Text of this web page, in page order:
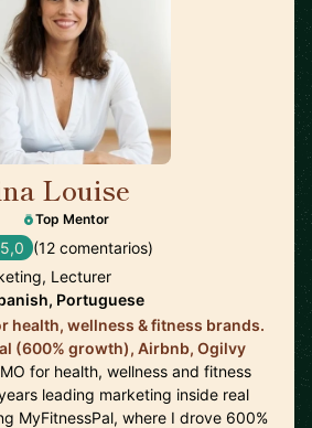
Louise
Top Mentor
5,0 (12 comentarios)
Lecturer
Portuguese
health, wellness & fitness brands.
(600% growth), Airbnb, Ogilvy
for health, wellness and fitness
leading marketing inside real
MyFitnessPal, where I drove 600%